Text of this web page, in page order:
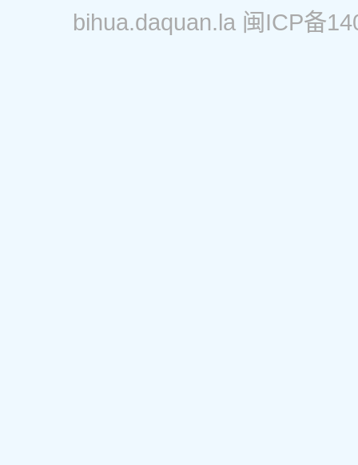
bihua.daquan.la 闽ICP备